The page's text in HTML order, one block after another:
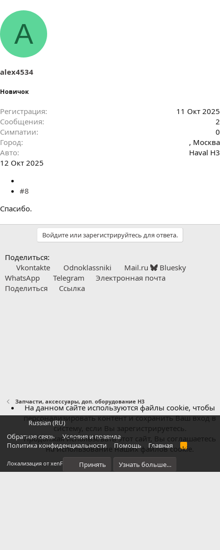
A
alex4534
Новичок
Регистрация
11 Окт 2025
Сообщения
2
Симпатии
0
Город
, Москва
Авто
Haval H3
12 Окт 2025
#8
Спасибо.
Войдите или зарегистрируйтесь для ответа.
Поделиться:
Vkontakte
Odnoklassniki Mail.ru
Bluesky
WhatsApp
Telegram
Электронная почта
Поделиться
Ссылка
Запчасти, аксессуары, доп. оборудование H3
Russian (RU)
Обратная связь
Условия и правила
Политика конфиденциальности
Помощь Главная
R
S
Локализация от xenForo.Info
На данном сайте используются файлы cookie, чтобы
персонализировать контент и сохранить Ваш вход в
систему, если Вы зарегистрируетесь.
Продолжая использовать этот сайт, Вы соглашаетесь
на использование наших файлов cookie.
Принять Узнать больше…